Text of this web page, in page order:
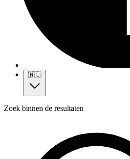
🇳🇱
Zoek binnen de resultaten